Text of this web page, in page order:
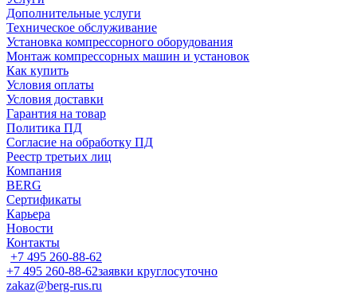
Дополнительные услуги
Техническое обслуживание
Установка компрессорного оборудования
Монтаж компрессорных машин и установок
Как купить
Условия оплаты
Условия доставки
Гарантия на товар
Политика ПД
Согласие на обработку ПД
Реестр третьих лиц
Компания
BERG
Сертификаты
Карьера
Новости
Контакты
+7 495 260-88-62
+7 495 260-88-62заявки круглосуточно
zakaz@berg-rus.ru